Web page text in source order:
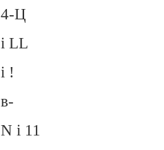
4-Ц
i LL
i !
в-
N i 11